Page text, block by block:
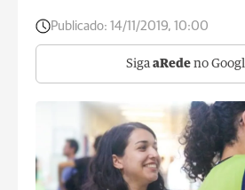
Publicado: 14/11/2019, 10:00
Siga aRede no